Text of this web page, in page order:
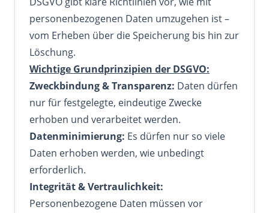
personenbezogenen Daten umzugehen ist –
vom Erheben über die Speicherung bis hin zur
Löschung.
Wichtige Grundprinzipien der DSGVO:
Zweckbindung & Transparenz: Daten dürfen
nur für festgelegte, eindeutige Zwecke
erhoben und verarbeitet werden.
Datenminimierung: Es dürfen nur so viele
Daten erhoben werden, wie unbedingt
erforderlich.
Integrität & Vertraulichkeit:
Personenbezogene Daten müssen vor